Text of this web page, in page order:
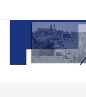
Inhalt